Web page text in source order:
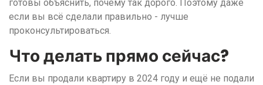
готовы объяснить, почему так дорого. Поэтому даже
если вы всё сделали правильно - лучше
проконсультироваться.
Что делать прямо сейчас?
Если вы продали квартиру в 2024 году и ещё не подали